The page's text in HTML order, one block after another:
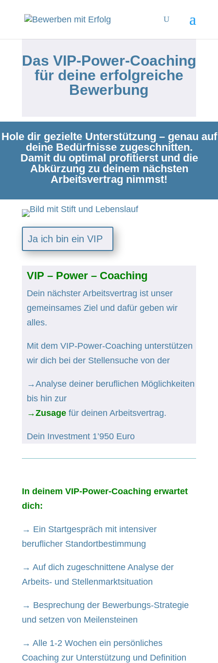
Das VIP-Power-Coaching
für deine erfolgreiche
Bewerbung
Hole dir gezielte Unterstützung – genau auf
deine Bedürfnisse zugeschnitten.
Damit du optimal profitierst und die
Abkürzung zu deinem nächsten
Arbeitsvertrag nimmst!
Ja ich bin ein VIP
VIP – Power – Coaching
Dein nächster Arbeitsvertrag ist unser
gemeinsames Ziel und dafür geben wir
alles.
Mit dem VIP-Power-Coaching unterstützen
wir dich bei der Stellensuche von der
→Analyse deiner beruflichen Möglichkeiten
bis hin zur
→Zusagefür deinen Arbeitsvertrag.
Dein Investment 1’950 Euro
In deinem VIP-Power-Coaching erwartet
dich:
→ Ein Startgespräch mit intensiver
beruflicher Standortbestimmung
→ Auf dich zugeschnittene Analyse der
Arbeits- und Stellenmarktsituation
→ Besprechung der Bewerbungs-Strategie
und setzen von Meilensteinen
→ Alle 1-2 Wochen ein persönliches
Coaching zur Unterstützung und Definition